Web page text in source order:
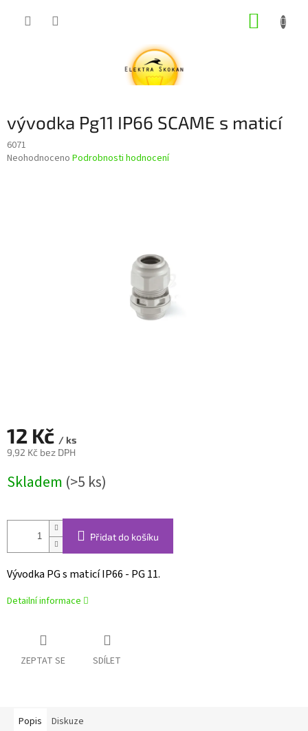
vývodka Pg11 IP66 SCAME s maticí
6071
Průměrné
Neohodnoceno Podrobnosti hodnocení
12 Kč / ks
9,92 Kč bez DPH
cena:
Skladem (>5 ks)
Přidat do košíku
Vývodka PG s maticí IP66 - PG 11.
Detailní informace
ZEPTAT SE SDÍLET
Popis Diskuze